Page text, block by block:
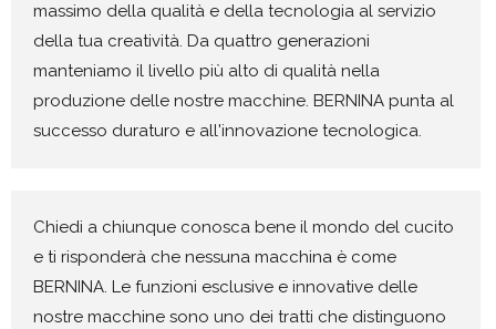
massimo della qualità e della tecnologia al servizio
della tua creatività. Da quattro generazioni
manteniamo il livello più alto di qualità nella
produzione delle nostre macchine. BERNINA punta al
successo duraturo e all'innovazione tecnologica.
Chiedi a chiunque conosca bene il mondo del cucito
e ti risponderà che nessuna macchina è come
BERNINA. Le funzioni esclusive e innovative delle
nostre macchine sono uno dei tratti che distinguono